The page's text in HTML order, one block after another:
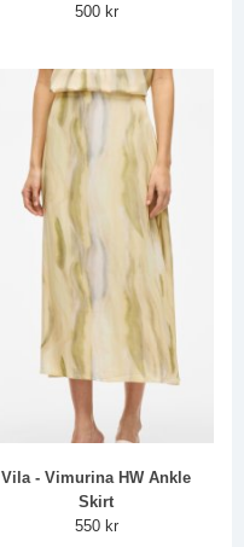
500 kr
Vila - Vimurina HW Ankle
Skirt
550 kr